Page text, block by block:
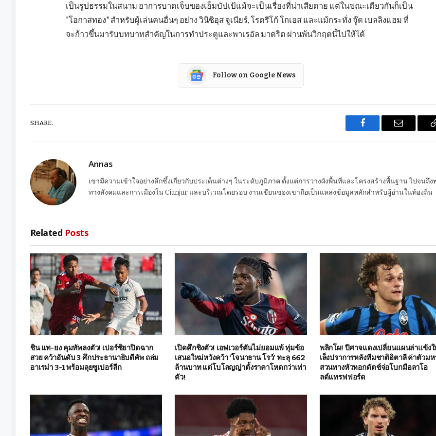
เป็นรูปธรรมในสนาม อาการบาดเจ็บของเอ็มบัปเป้แม้จะเป็นเรื่องที่น่าเสียดาย แต่ในขณะเดียวกันก็เป็น
"โอกาสทอง" สำหรับผู้เล่นคนอื่นๆ อย่าง วินิซิอุส จูเนียร์, โรดรีโก้ โกเอส และแม้กระทั่ง จู๊ด เบลลิงแฮม ที่
จะก้าวขึ้นมารับบทบาทสำคัญในการทำประตูและพาเรอัล มาดริด ผ่านพ้นวิกฤตนี้ไปให้ได้
Follow on Google News
SHARE.
Facebook Email
Annas
เขามีความเข้าใจอย่างลึกซึ้งเกี่ยวกับประเด็นต่างๆ ในระดับภูมิภาค ตั้งแต่การวางผังพื้นที่และโครงสร้างพื้นฐาน ไปจนถึง
ทางสังคมและการเมืองใน Cianjur และบริเวณโดยรอบ งานเขียนของเขาถือเป็นแหล่งข้อมูลหลักสำหรับผู้อ่านในท้องถิ่น
Related Posts
ชิน แท-ยง คุมทัพลงตัว! เปอร์ซิยาปิดฉาก
สวย คว้าอันดับ 3 ศึกประธานาธิบดีคัพ ถล่ม
อาเรม่า 3-1 พร้อมลุยซูเปอร์ลีก
เปิดศึกชิงตัว! เอฟเวอร์ตันไม่ยอมแพ้ ทุ่มข้อ
เสนอใหม่หวังคว้า ‘โจนาธาน โรว์’ ทะลุ 662
ล้านบาท แต่โบโลญญ่าตั้งราคาโหดกว่าเท่า
ตัว!
พลิกโผ! ปีศาจแดงเปลี่ยนแผนล่าแข้ง
เล็งปราการหลังทีมชาติอิตาลี ค่าตัวม
สวนทางหัวหอกดัตช์จ่อโบกมือลาโอ
ลด์แทรฟฟอร์ด